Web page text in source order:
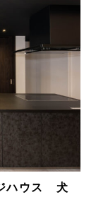
ハウス 犬